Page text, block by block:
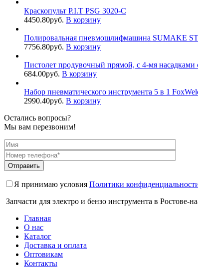
Краскопульт P.I.T PSG 3020-C
4450.80руб. В корзину
Полировальная пневмошлифмашина SUMAKE
7756.80руб. В корзину
Пистолет продувочный прямой, с 4-мя насадками
684.00руб. В корзину
Набор пневматического инструмента 5 в 1
2990.40руб. В корзину
Остались вопросы?
Мы вам перезвоним!
Я принимаю условия Политики
Запчасти для электро и бензо инструмента в Ростове-
Главная
О нас
Каталог
Доставка и оплата
Оптовикам
Контакты